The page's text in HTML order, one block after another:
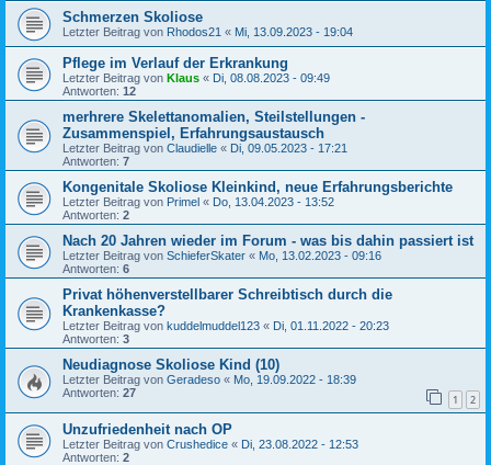
Schmerzen Skoliose
Letzter Beitrag von Rhodos21 « Mi, 13.09.2023 - 19:04
Pflege im Verlauf der Erkrankung
Letzter Beitrag von Klaus « Di, 08.08.2023 - 09:49
Antworten: 12
merhrere Skelettanomalien, Steilstellungen -
Zusammenspiel, Erfahrungsaustausch
Letzter Beitrag von Claudielle « Di, 09.05.2023 - 17:21
Antworten: 7
Kongenitale Skoliose Kleinkind, neue Erfahrungsberichte
Letzter Beitrag von Primel « Do, 13.04.2023 - 13:52
Antworten: 2
Nach 20 Jahren wieder im Forum - was bis dahin passiert ist
Letzter Beitrag von SchieferSkater « Mo, 13.02.2023 - 09:16
Antworten: 6
Privat höhenverstellbarer Schreibtisch durch die
Krankenkasse?
Letzter Beitrag von kuddelmuddel123 « Di, 01.11.2022 - 20:23
Antworten: 3
Neudiagnose Skoliose Kind (10)
Letzter Beitrag von Geradeso « Mo, 19.09.2022 - 18:39
Antworten: 27 1 2
Unzufriedenheit nach OP
Letzter Beitrag von Crushedice « Di, 23.08.2022 - 12:53
Antworten: 2